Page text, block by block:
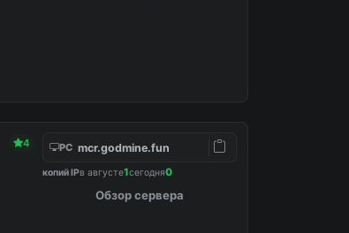
4 PC mcr.godmine.fun
копий IPв августе1сегодня0
Обзор сервера